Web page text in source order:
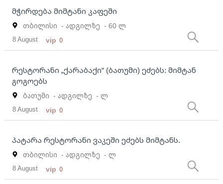
მჭირდება მიმტანი კაფეში
თბილისი - ადგილზე - 60 ლ
8 August vip 0
რესტორანი „ქარაბაქი“ (ბათუმი) ეძებს: მიმტან
გოგოებს
ბათუმი - ადგილზე - ლ
8 August vip 0
პატარა რესტორანი ვაკეში ეძებს მიმტანს.
თბილისი - ადგილზე - ლ
8 August vip 0